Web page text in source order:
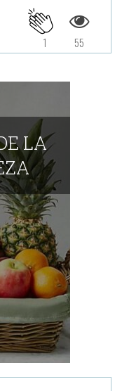
55
1
LA